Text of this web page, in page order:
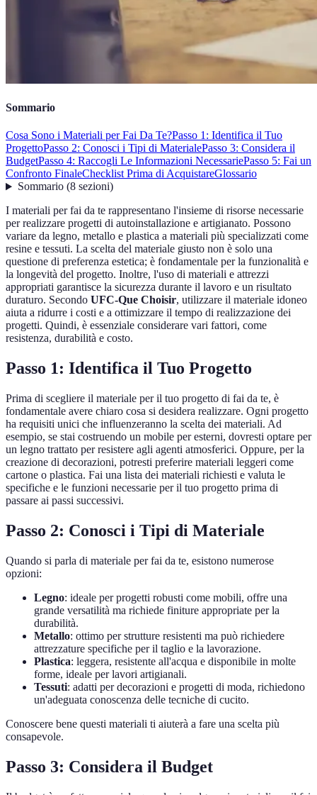
Sommario
Cosa Sono i Materiali per Fai Da Te?Passo 1: Identifica il Tuo
ProgettoPasso 2: Conosci i Tipi di MaterialePasso 3: Considera il
BudgetPasso 4: Raccogli Le Informazioni NecessariePasso 5: Fai un
Confronto FinaleChecklist Prima di AcquistareGlossario
Sommario(8 sezioni)
I materiali per fai da te rappresentano l'insieme di risorse necessarie
per realizzare progetti di autoinstallazione e artigianato. Possono
variare da legno, metallo e plastica a materiali più specializzati come
resine e tessuti. La scelta del materiale giusto non è solo una
questione di preferenza estetica; è fondamentale per la funzionalità e
la longevità del progetto. Inoltre, l'uso di materiali e attrezzi
appropriati garantisce la sicurezza durante il lavoro e un risultato
duraturo. Secondo UFC-Que Choisir, utilizzare il materiale idoneo
aiuta a ridurre i costi e a ottimizzare il tempo di realizzazione dei
progetti. Quindi, è essenziale considerare vari fattori, come
resistenza, durabilità e costo.
Passo 1: Identifica il Tuo Progetto
Prima di scegliere il materiale per il tuo progetto di fai da te, è
fondamentale avere chiaro cosa si desidera realizzare. Ogni progetto
ha requisiti unici che influenzeranno la scelta dei materiali. Ad
esempio, se stai costruendo un mobile per esterni, dovresti optare per
un legno trattato per resistere agli agenti atmosferici. Oppure, per la
creazione di decorazioni, potresti preferire materiali leggeri come
cartone o plastica. Fai una lista dei materiali richiesti e valuta le
specifiche e le funzioni necessarie per il tuo progetto prima di
passare ai passi successivi.
Passo 2: Conosci i Tipi di Materiale
Quando si parla di materiale per fai da te, esistono numerose
opzioni:
Legno: ideale per progetti robusti come mobili, offre una
grande versatilità ma richiede finiture appropriate per la
durabilità.
Metallo: ottimo per strutture resistenti ma può richiedere
attrezzature specifiche per il taglio e la lavorazione.
Plastica: leggera, resistente all'acqua e disponibile in molte
forme, ideale per lavori artigianali.
Tessuti: adatti per decorazioni e progetti di moda, richiedono
un'adeguata conoscenza delle tecniche di cucito.
Conoscere bene questi materiali ti aiuterà a fare una scelta più
consapevole.
Passo 3: Considera il Budget